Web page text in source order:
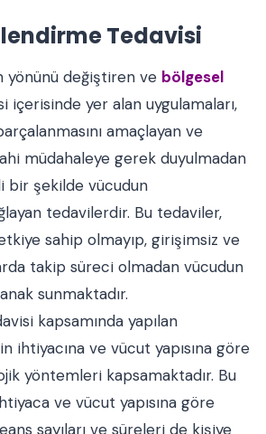
Tedavisi
yönünü değiştiren ve bölgesel
içerisinde yer alan uygulamaları,
amaçlayan ve
müdahaleye gerek duyulmadan
bir şekilde vücudun
tedavilerdir. Bu tedaviler,
sahip olmayıp, girişimsiz ve
takip süreci olmadan vücudun
sunmaktadır.
kapsamında yapılan
ihtiyacına ve vücut yapısına göre
yöntemleri kapsamaktadır. Bu
ve vücut yapısına göre
sayıları ve süreleri de kişiye